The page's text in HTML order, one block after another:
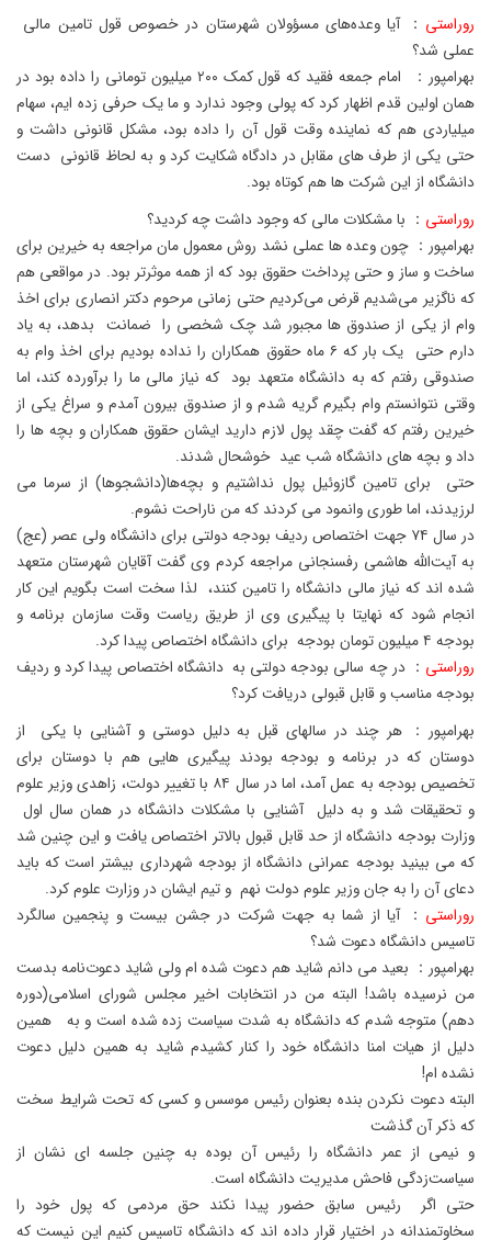
روراستی ： آیا وعده‌های مسؤولان شهرستان در خصوص قول تامین مالی
عملی شد؟
بهرامپور： امام جمعه فقید که قول کمک ۲۰۰ میلیون تومانی را داده بود در
همان اولین قدم اظهار کرد که پولی وجود ندارد و ما یک حرفی زده ایم، سهام
میلیاردی هم که نماینده وقت قول آن را داده بود، مشکل قانونی داشت و
حتی یکی از طرف های مقابل در دادگاه شکایت کرد و به لحاظ قانونی دست
دانشگاه از این شرکت ها هم کوتاه بود.
روراستی ： با مشکلات مالی که وجود داشت چه کردید؟
بهرامپور： چون وعده ها عملی نشد روش معمول مان مراجعه به خیرین برای
ساخت و ساز و حتی پرداخت حقوق بود که از همه موثرتر بود. در مواقعی هم
که ناگزیر می‌شدیم قرض می‌کردیم حتی زمانی مرحوم دکتر انصاری برای اخذ
وام از یکی از صندوق ها مجبور شد چک شخصی را ضمانت بدهد، به یاد
دارم حتی یک بار که ۶ ماه حقوق همکاران را نداده بودیم برای اخذ وام به
صندوقی رفتم که به دانشگاه متعهد بود که نیاز مالی ما را برآورده کند، اما
وقتی نتوانستم وام بگیرم گریه شدم و از صندوق بیرون آمدم و سراغ یکی از
خیرین رفتم که گفت چقد پول لازم دارید ایشان حقوق همکاران و بچه ها را
داد و بچه های دانشگاه شب عید خوشحال شدند.
حتی برای تامین گازوئیل پول نداشتیم و بچه‌ها(دانشجوها) از سرما می
لرزیدند، اما طوری وانمود می کردند که من ناراحت نشوم.
در سال ۷۴ جهت اختصاص ردیف بودجه دولتی برای دانشگاه ولی عصر (عج)
به آیت‌الله هاشمی رفسنجانی مراجعه کردم وی گفت آقایان شهرستان متعهد
شده اند که نیاز مالی دانشگاه را تامین کنند، لذا سخت است بگویم این کار
انجام شود که نهایتا با پیگیری وی از طریق ریاست وقت سازمان برنامه و
بودجه ۴ میلیون تومان بودجه برای دانشگاه اختصاص پیدا کرد.
روراستی ： در چه سالی بودجه دولتی به دانشگاه اختصاص پیدا کرد و ردیف
بودجه مناسب و قابل قبولی دریافت کرد؟
بهرامپور： هر چند در سالهای قبل به دلیل دوستی و آشنایی با یکی از
دوستان که در برنامه و بودجه بودند پیگیری هایی هم با دوستان برای
تخصیص بودجه به عمل آمد، اما در سال ۸۴ با تغییر دولت، زاهدی وزیر علوم
و تحقیقات شد و به دلیل آشنایی با مشکلات دانشگاه در همان سال اول
وزارت بودجه دانشگاه از حد قابل قبول بالاتر اختصاص یافت و این چنین شد
که می بینید بودجه عمرانی دانشگاه از بودجه شهرداری بیشتر است که باید
دعای آن را به جان وزیر علوم دولت نهم و تیم ایشان در وزارت علوم کرد.
روراستی ： آیا از شما به جهت شرکت در جشن بیست و پنجمین سالگرد
تاسیس دانشگاه دعوت شد؟
بهرامپور： بعید می دانم شاید هم دعوت شده ام ولی شاید دعوت‌نامه بدست
من نرسیده باشد! البته من در انتخابات اخیر مجلس شورای اسلامی(دوره
دهم) متوجه شدم که دانشگاه به شدت سیاست زده شده است و به همین
دلیل از هیات امنا دانشگاه خود را کنار کشیدم شاید به همین دلیل دعوت
نشده ام!
البته دعوت نکردن بنده بعنوان رئیس موسس و کسی که تحت شرایط سخت
که ذکر آن گذشت
و نیمی از عمر دانشگاه را رئیس آن بوده به چنین جلسه ای نشان از
سیاست‌زدگی فاحش مدیریت دانشگاه است.
حتی اگر رئیس سابق حضور پیدا نکند حق مردمی که پول خود را
سخاوتمندانه در اختیار قرار داده اند که دانشگاه تاسیس کنیم این نیست که